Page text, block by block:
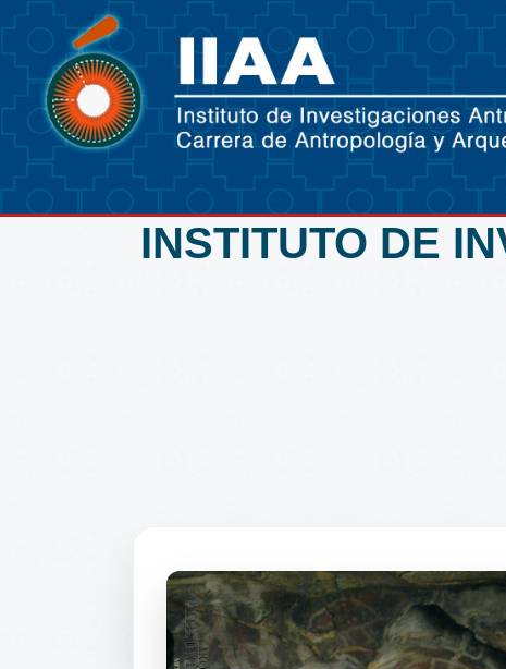
INSTITUTO DE